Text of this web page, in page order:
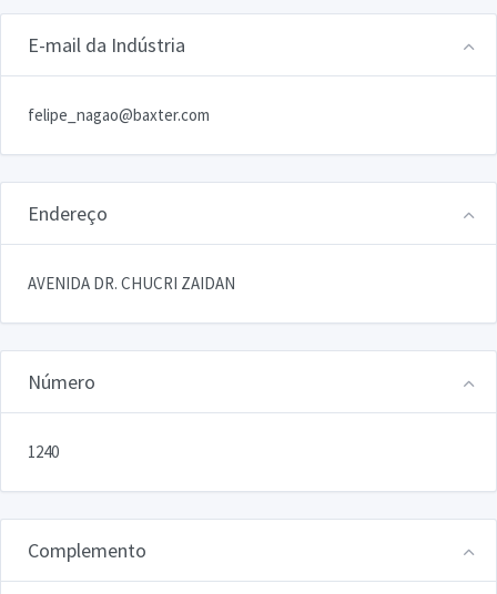
E-mail da Indústria
felipe_nagao@baxter.com
Endereço
AVENIDA DR. CHUCRI ZAIDAN
Número
1240
Complemento